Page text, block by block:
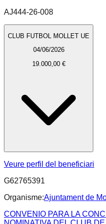
AJ444-26-008
CLUB FUTBOL MOLLET UE
04/06/2026
19.000,00 €
Veure perfil del beneficiari
G62765391
Organisme:Ajuntament de
CONVENIO PARA LA